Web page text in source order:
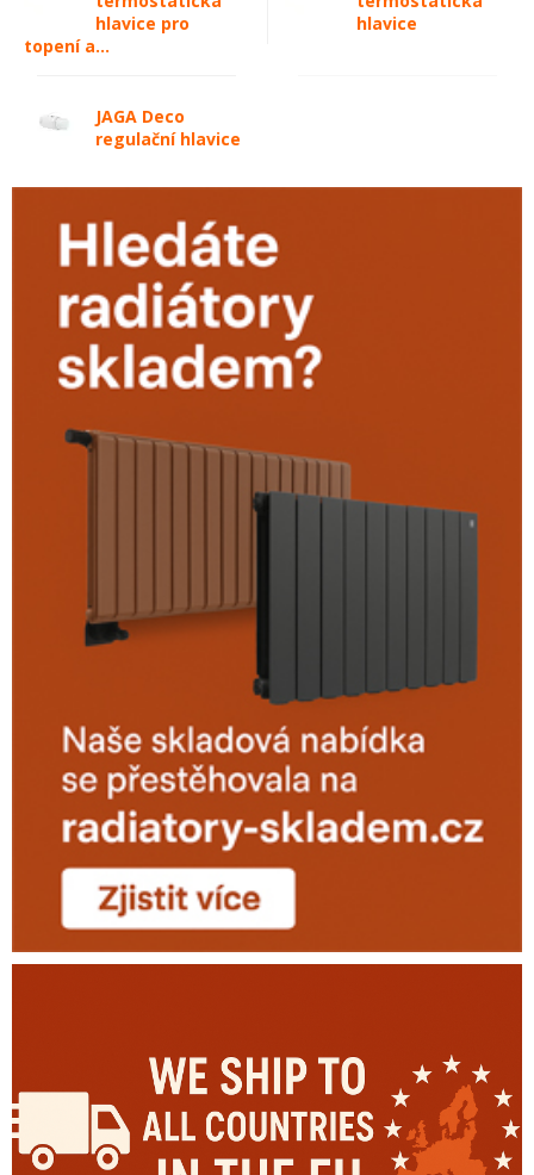
hlavice pro
topení a...
hlavice
JAGA Deco
regulační hlavice